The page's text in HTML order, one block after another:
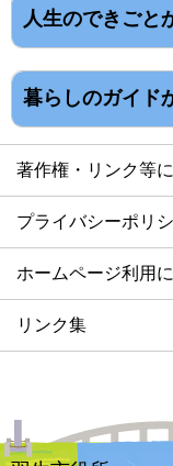
人生のできごと
暮らしのガイド
著作権・リンク等
プライバシーポリ
ホームページ利用
リンク集